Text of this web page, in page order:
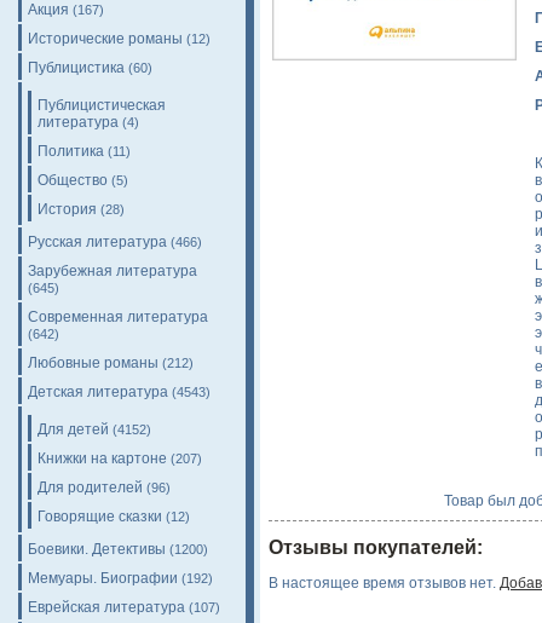
Акция (167)
Исторические романы (12)
Публицистика (60)
Публицистическая
литература (4)
Политика (11)
Общество (5)
История (28)
Русская литература (466)
Зарубежная литература
(645)
Современная литература
(642)
Любовные романы (212)
Детская литература (4543)
Для детей (4152)
Книжки на картоне (207)
Для родителей (96)
Говорящие сказки (12)
Боевики. Детективы (1200)
Мемуары. Биографии (192)
Еврейская литература (107)
Товар был
Отзывы покупателей:
В настоящее время отзывов нет.